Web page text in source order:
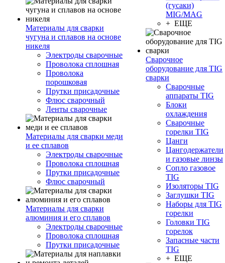
Материалы для сварки
чугуна и сплавов на основе
никеля
Электроды сварочные
Проволока сплошная
Проволока
порошковая
Прутки присадочные
Флюс сварочный
Ленты сварочные
Материалы для сварки меди
и ее сплавов
Электроды сварочные
Проволока сплошная
Прутки присадочные
Флюс сварочный
Материалы для сварки
алюминия и его сплавов
Электроды сварочные
Проволока сплошная
Прутки присадочные
(гусаки)
MIG/MAG
+ ЕЩЕ
Сварочное
оборудование для TIG
сварки
Сварочные
аппараты TIG
Блоки
охлаждения
Сварочные
горелки TIG
Цанги
Цангодержатели
и газовые линзы
Сопло газовое
TIG
Изоляторы TIG
Заглушки TIG
Наборы для TIG
горелки
Головки TIG
горелок
Запасные части
TIG
+ ЕЩЕ